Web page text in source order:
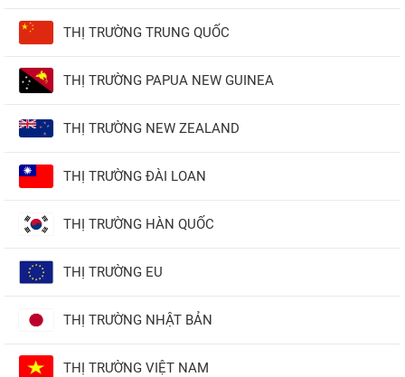
THỊ TRƯỜNG TRUNG QUỐC
THỊ TRƯỜNG PAPUA NEW GUINEA
THỊ TRƯỜNG NEW ZEALAND
THỊ TRƯỜNG ĐÀI LOAN
THỊ TRƯỜNG HÀN QUỐC
THỊ TRƯỜNG EU
THỊ TRƯỜNG NHẬT BẢN
THỊ TRƯỜNG VIỆT NAM